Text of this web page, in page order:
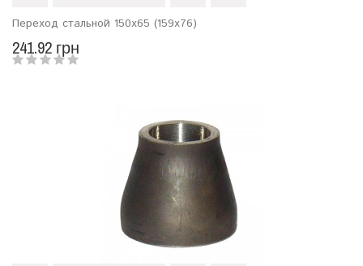
Переход стальной 150х65 (159х76)
241.92 грн